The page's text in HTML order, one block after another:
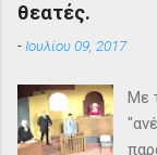
θεατές.
-Ιουλίου 09, 2017
Με